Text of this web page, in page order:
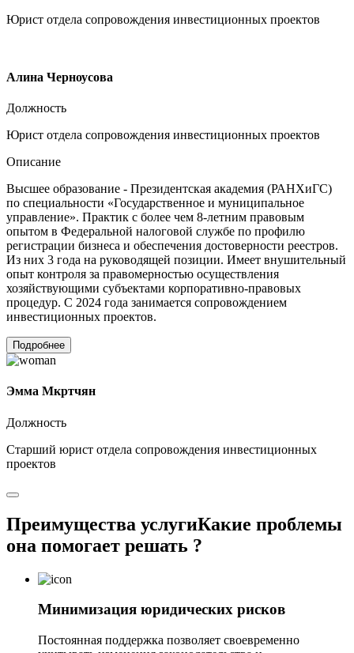
Юрист отдела сопровождения инвестиционных проектов
Алина Черноусова
Должность
Юрист отдела сопровождения инвестиционных проектов
Описание
Высшее образование - Президентская академия (РАНХиГС)
по специальности «Государственное и муниципальное
управление». Практик с более чем 8-летним правовым
опытом в Федеральной налоговой службе по профилю
регистрации бизнеса и обеспечения достоверности реестров.
Из них 3 года на руководящей позиции. Имеет внушительный
опыт контроля за правомерностью осуществления
хозяйствующими субъектами корпоративно-правовых
процедур. С 2024 года занимается сопровождением
инвестиционных проектов.
Подробнее
Эмма Мкртчян
Должность
Старший юрист отдела сопровождения инвестиционных
проектов
Преимущества услугиКакие проблемы
она помогает решать ?
Минимизация юридических рисков
Постоянная поддержка позволяет своевременно